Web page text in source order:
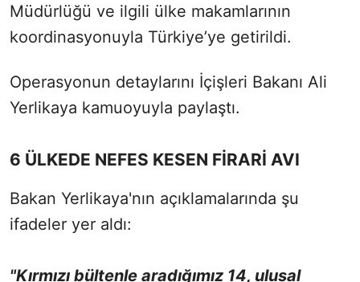
Müdürlüğü ve ilgili ülke makamlarının
koordinasyonuyla Türkiye’ye getirildi.
Operasyonun detaylarını İçişleri Bakanı Ali
Yerlikaya kamuoyuyla paylaştı.
6 ÜLKEDE NEFES KESEN FİRARİ AVI
Bakan Yerlikaya'nın açıklamalarında şu
ifadeler yer aldı:
"Kırmızı bültenle aradığımız 14, ulusal